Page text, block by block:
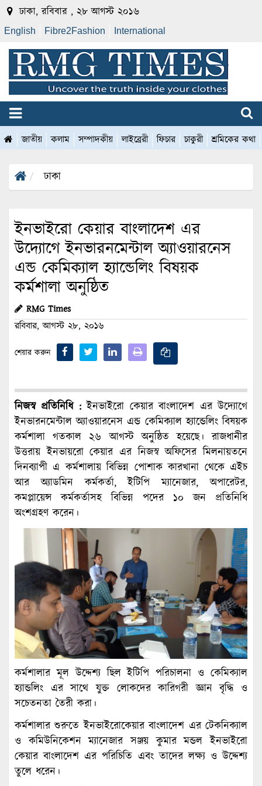
ঢাকা, রবিবার , ২৮ আগস্ট ২০১৬
English Fibre2Fashion International
জাতীয় কলাম সম্পাদকীয় লাইব্রেরী ফিচার চাকুরী শ্রমিকের কথা
ঢাকা
ইনভাইরো কেয়ার বাংলাদেশ এর
উদ্যোগে ইনভারনমেন্টাল অ্যাওয়ারনেস
এন্ড কেমিক্যাল হ্যান্ডেলিং বিষয়ক
কর্মশালা অনুষ্ঠিত
RMG Times
রবিবার, আগস্ট ২৮, ২০১৬
শেয়ার করুন
নিজস্ব প্রতিনিধি :ইনভাইরো কেয়ার বাংলাদেশ এর উদ্যোগে
ইনভারনমেন্টাল অ্যাওয়ারনেস এন্ড কেমিক্যাল হ্যান্ডেলিং বিষয়ক
কর্মশালা গতকাল ২৬ আগস্ট অনুষ্ঠিত হয়েছে। রাজধানীর
উত্তরায় ইনভায়রো কেয়ার এর নিজস্ব অফিসের মিলনায়তনে
দিনব্যাপী এ কর্মশালায় বিভিন্ন পোশাক কারখানা থেকে এইচ
আর অ্যাডমিন কর্মকর্তা, ইটিপি ম্যানেজার, অপারেটর,
কমপ্লায়েন্স কর্মকর্তাসহ বিভিন্ন পদের ১০ জন প্রতিনিধি
অংশগ্রহণ করেন।
কর্মশালার মূল উদ্দেশ্য ছিল ইটিপি পরিচালনা ও কেমিক্যাল
হ্যান্ডলিং এর সাথে যুক্ত লোকদের কারিগরী জ্ঞান বৃদ্ধি ও
সচেতনতা তৈরী করা।
কর্মশালার শুরুতে ইনভাইরোকেয়ার বাংলাদেশ এর টেকনিক্যাল
ও কমিউনিকেশন ম্যানেজার সঞ্জয় কুমার মন্ডল ইনভাইরো
কেয়ার বাংলাদেশ এর পরিচিতি এবং তাদের লক্ষ্য ও উদ্দেশ্য
তুলে ধরেন।